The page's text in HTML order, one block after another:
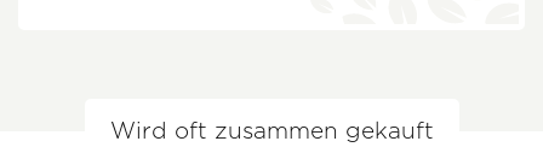
Wird oft zusammen gekauft